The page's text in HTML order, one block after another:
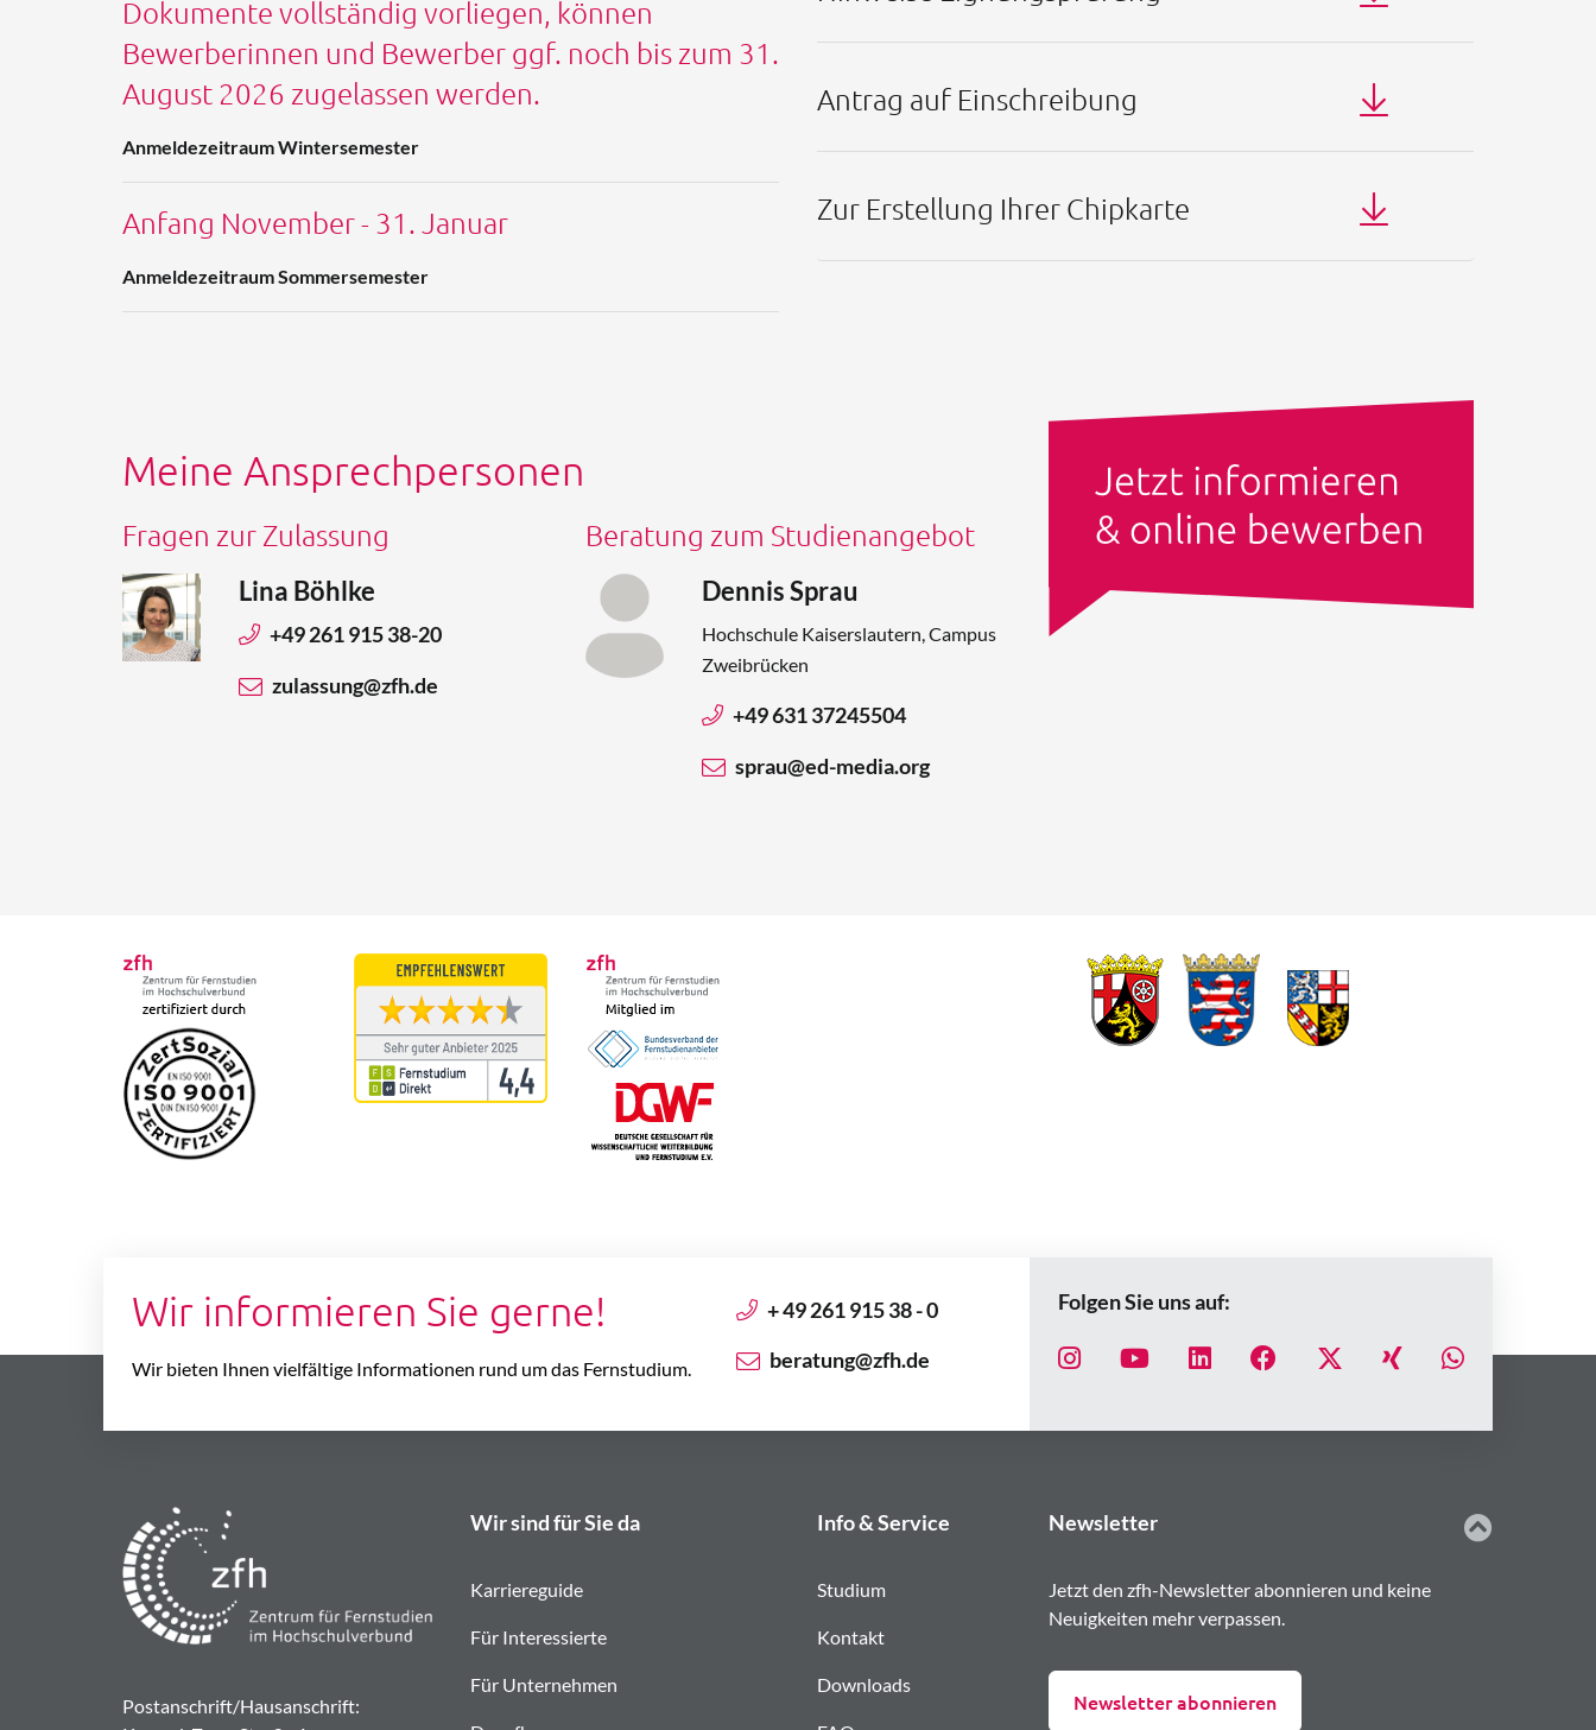
Dokumente vollständig vorliegen, können
Bewerberinnen und Bewerber ggf. noch bis zum 31.
August 2026 zugelassen werden.
Anmeldezeitraum Wintersemester
Anfang November - 31. Januar
Anmeldezeitraum Sommersemester
Antrag auf Einschreibung
Zur Erstellung Ihrer Chipkarte
Meine Ansprechpersonen
Fragen zur Zulassung
Lina Böhlke
+49 261 915 38-20
zulassung@zfh.de
Beratung zum Studienangebot
Dennis Sprau
Hochschule Kaiserslautern, Campus
Zweibrücken
+49 631 37245504
sprau@ed-media.org
Wir informieren Sie gerne!
Wir bieten Ihnen vielfältige Informationen rund um das Fernstudium.
+ 49 261 915 38 - 0
beratung@zfh.de
Folgen Sie uns auf:
Postanschrift/Hausanschrift:
Wir sind für Sie da
Karriereguide
Für Interessierte
Für Unternehmen
Info & Service
Studium
Kontakt
Downloads
Newsletter
Jetzt den zfh-Newsletter abonnieren und keine
Neuigkeiten mehr verpassen.
Newsletter abonnieren